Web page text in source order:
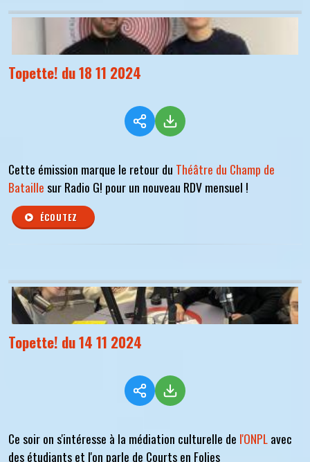
Topette! du 18 11 2024
Cette émission marque le retour du Théâtre du Champ de
Bataillesur Radio G! pour un nouveau RDV mensuel !
ÉCOUTEZ
Topette! du 14 11 2024
Ce soir on s'intéresse à la médiation culturelle de l'ONPLavec
des étudiants et l'on parle de Courts en Folies